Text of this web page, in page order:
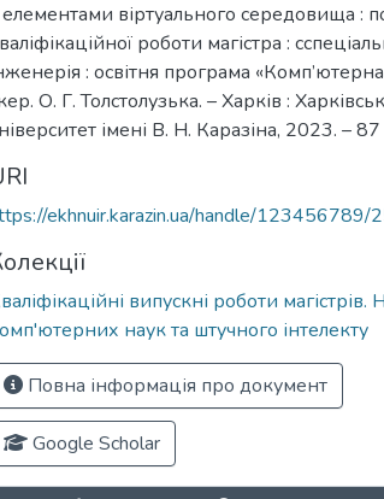
віртуального середовища :
роботи магістра :
: освітня програма
О. Г. Толстолузька. – Харків :
імені В. Н. Каразіна, 2023. – 87
ekhnuir.karazin.ua/handle/123456789/
випускні роботи
наук та штучного інтелекту
Повна інформація про документ
Google Scholar